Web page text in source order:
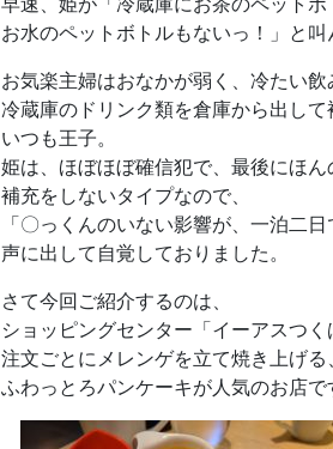
お水のペットボトルもないっ！」と叫
お気楽主婦はおなかが弱く、冷たい飲
冷蔵庫のドリンク類を倉庫から出し
いつも王子。
姫は、ほぼほぼ確信犯で、最後にほん
補充をしないタイプなので、
「〇っくんのいない影響が、一泊二
声に出して自覚しておりました。
さて今回ご紹介するのは、
ショッピングセンター「イーアスつ
注文ごとにメレンゲを立て焼き上げる、
ふわっとろパンケーキが人気のお店で